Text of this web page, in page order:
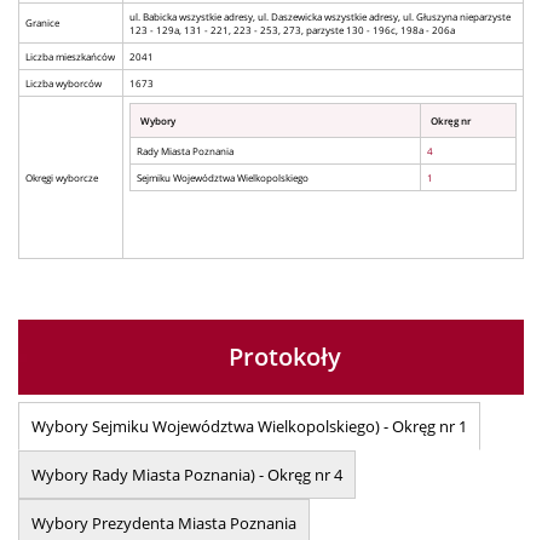
Granice
ul. Babicka wszystkie adresy, ul. Daszewicka wszystkie adresy, ul. Głuszyna nieparzyste
123 - 129a, 131 - 221, 223 - 253, 273, parzyste 130 - 196c, 198a - 206a
Liczba mieszkańców
2041
Liczba wyborców
1673
Okręgi wyborcze
Wybory Okręg nr
Rady Miasta Poznania
4
Sejmiku Województwa Wielkopolskiego
1
Protokoły
Wybory Sejmiku Województwa Wielkopolskiego) - Okręg nr 1
Wybory Rady Miasta Poznania) - Okręg nr 4
Wybory Prezydenta Miasta Poznania